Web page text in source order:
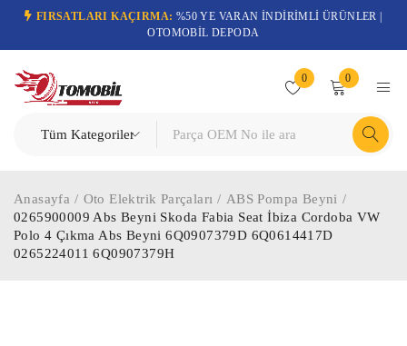
FIRSATLARI KAÇIRMA: %50 YE VARAN İNDİRİMLİ ÜRÜNLER |
OTOMOBİL DEPODA
0 0
Anasayfa / Oto Elektrik Parçaları / ABS Pompa Beyni /
0265900009 Abs Beyni Skoda Fabia Seat İbiza Cordoba VW
Polo 4 Çıkma Abs Beyni 6Q0907379D 6Q0614417D
0265224011 6Q0907379H